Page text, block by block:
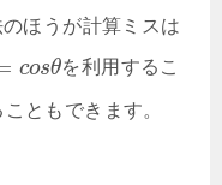
ほうが計算ミスは
cosθを利用するこ
ともできます。